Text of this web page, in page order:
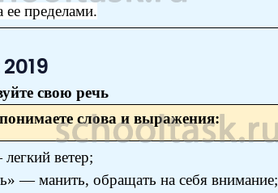
ее пределами.
свою речь
слова и выражения:
ветер;
— манить, обращать на себя внимание;